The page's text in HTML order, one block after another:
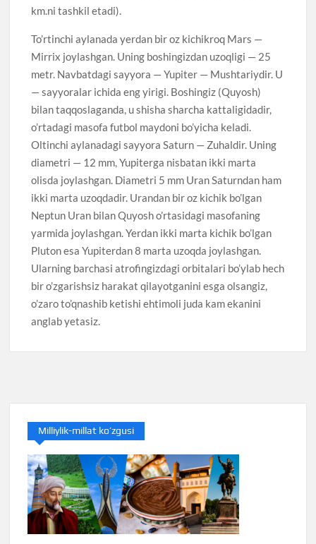
km.ni tashkil etadi).
To’rtinchi aylanada yerdan bir oz kichikroq Mars —
Mirrix joylashgan. Uning boshingizdan uzoqligi — 25
metr. Navbatdagi sayyora — Yupiter — Mushtariydir. U
— sayyoralar ichida eng yirigi. Boshingiz (Quyosh)
bilan taqqoslaganda, u shisha sharcha kattaligidadir,
o’rtadagi masofa futbol maydoni bo’yicha keladi.
Oltinchi aylanadagi sayyora Saturn — Zuhaldir. Uning
diametri — 12 mm, Yupiterga nisbatan ikki marta
olisda joylashgan. Diametri 5 mm Uran Saturndan ham
ikki marta uzoqdadir. Urandan bir oz kichik bo’lgan
Neptun Uran bilan Quyosh o’rtasidagi masofaning
yarmida joylashgan. Yerdan ikki marta kichik bo’lgan
Pluton esa Yupiterdan 8 marta uzoqda joylashgan.
Ularning barchasi atrofingizdagi orbitalari bo’ylab hech
bir o’zgarishsiz harakat qilayotganini esga olsangiz,
o’zaro to’qnashib ketishi ehtimoli juda kam ekanini
anglab yetasiz.
Milliylik-millat ko’zgusi